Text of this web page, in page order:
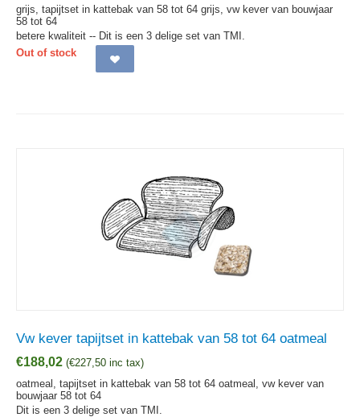
grijs, tapijtset in kattebak van 58 tot 64 grijs, vw kever van bouwjaar
58 tot 64
betere kwaliteit -- Dit is een 3 delige set van TMI.
Out of stock
Vw kever tapijtset in kattebak van 58 tot 64 oatmeal
€188,02 (€227,50 inc tax)
oatmeal, tapijtset in kattebak van 58 tot 64 oatmeal, vw kever van
bouwjaar 58 tot 64
Dit is een 3 delige set van TMI.